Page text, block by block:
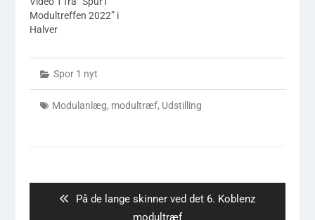
Modultreffen 2022” i
Halver
Spor 1 nyt
Modulanlæg, modultræf, Udstilling
Previous
På de lange skinner ved det 6. Koblenz
modultræf